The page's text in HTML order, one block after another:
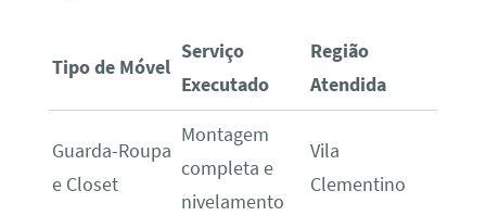
Tipo de Móvel
Serviço
Executado
Região
Atendida
Guarda-Roupa
e Closet
Montagem
completa e
nivelamento
Vila
Clementino